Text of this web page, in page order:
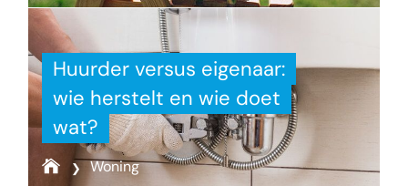
Huurder versus eigenaar:
wie herstelt en wie doet
wat?
Woning